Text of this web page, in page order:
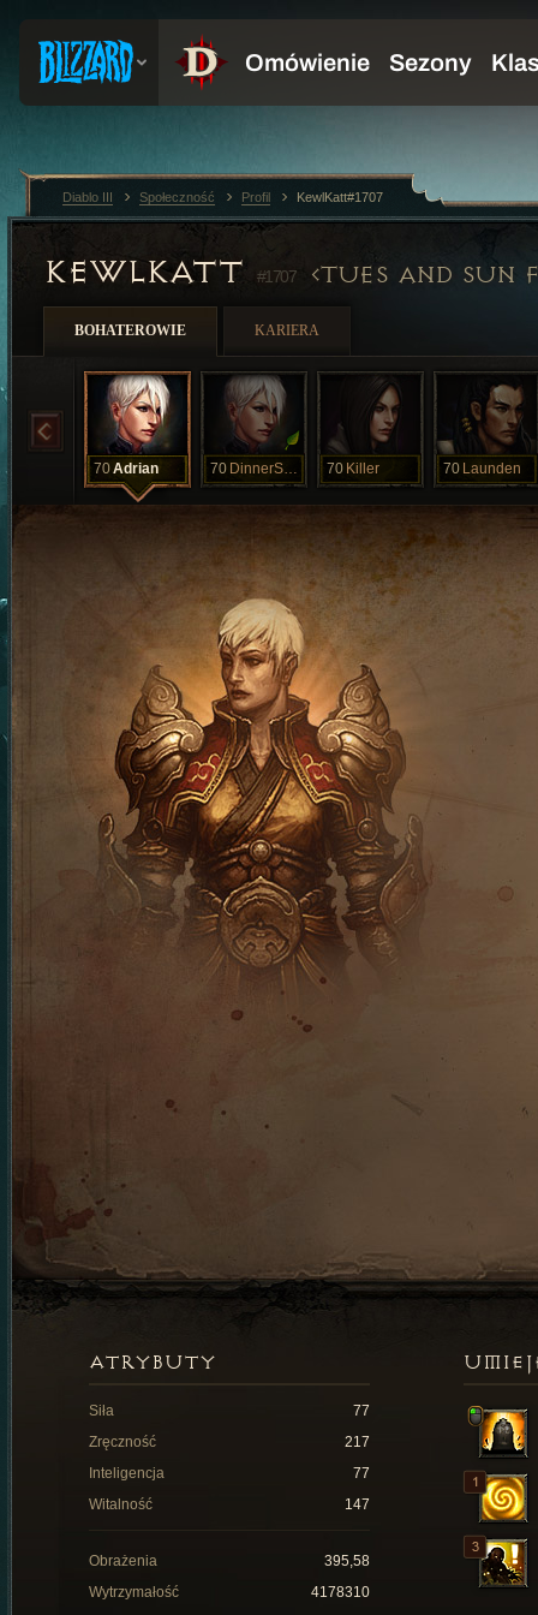
KEWLKATT #1707 TUES AND SUN
BOHATEROWIE KARIERA
70Adrian 70 DinnerServed 70 Killer 70 Launden
ATRYBUTY
Siła
77
Zręczność
217
Inteligencja
77
Witalność
147
Obrażenia
395,58
Wytrzymałość
4178310
Diablo III Społeczność Profil KewlKatt#1707